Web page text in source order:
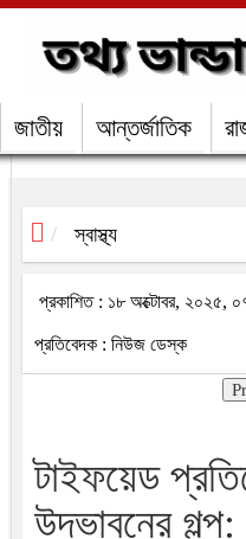
জাতীয় আন্তর্জাতিক
স্বাস্থ্য
প্রকাশিত : ১৮ অক্টোবর, ২০২৫,
প্রতিবেদক : নিউজ ডেস্ক
টাইফয়েড
উদ্ভাবনের